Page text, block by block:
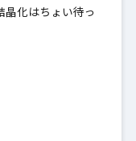
化はちょい待っ